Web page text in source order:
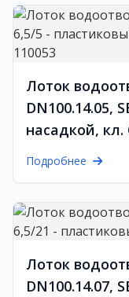
Лоток
DN100.14.05,
насадкой, кл.
Подробнее
Лоток
DN100.14.07,